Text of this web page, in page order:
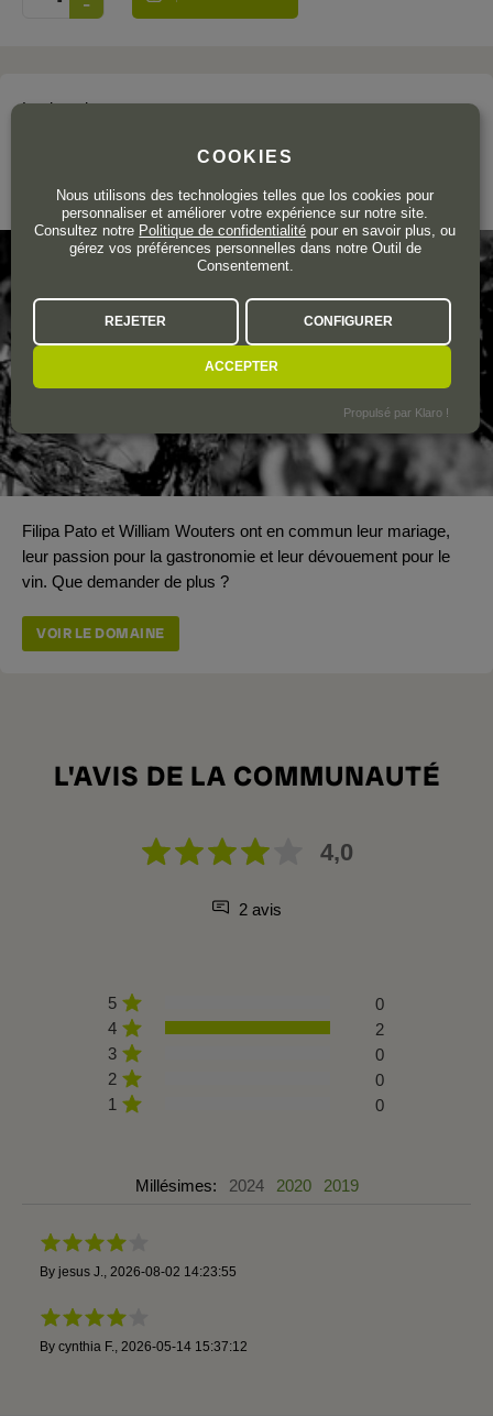
Le domaine
FILIPA PATO & WILLIAM WOUTERS
Bairrada
Filipa Pato et William Wouters ont en commun leur mariage,
leur passion pour la gastronomie et leur dévouement pour le
vin. Que demander de plus ?
VOIR LE DOMAINE
L'AVIS DE LA COMMUNAUTÉ
4,0
2 avis
5
0
4
2
3
0
2
0
1
0
Millésimes: 2024 2020 2019
By jesus J. 2026-08-02 14:23:55
By cynthia F. 2026-05-14 15:37:12
COOKIES
Nous utilisons des technologies telles que los cookies pour
personnaliser et améliorer votre expérience sur notre site.
Consultez notre Politique de confidentialité pour en savoir plus, ou
gérez vos préférences personnelles dans notre Outil de
Consentement.
REJETER CONFIGURER
ACCEPTER
Propulsé par Klaro !